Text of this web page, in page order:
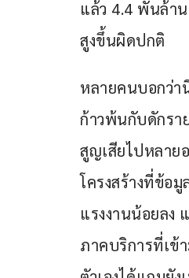
แล้ว 4.4 พันล้า
สูงขึ้นผิดปกติ
หลายคนบอกว่า
ก้าวพ้นกับดักรา
สูญเสียไปหลาย
โครงสร้างที่ข้อ
แรงงานน้อยลง
ภาคบริการที่เข้